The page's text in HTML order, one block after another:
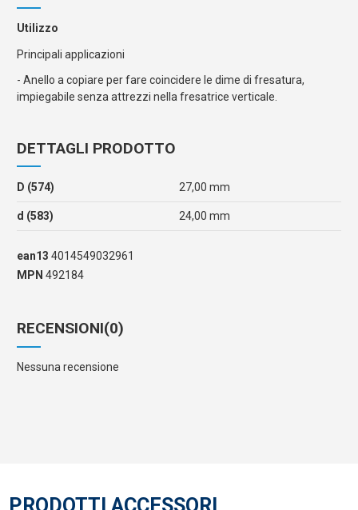
Utilizzo
Principali applicazioni
- Anello a copiare per fare coincidere le dime di fresatura,
impiegabile senza attrezzi nella fresatrice verticale.
DETTAGLI PRODOTTO
D (574) 27,00 mm
d (583) 24,00 mm
ean13 4014549032961
MPN 492184
RECENSIONI(0)
Nessuna recensione